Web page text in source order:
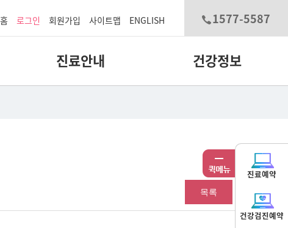
홈 로그인 회원가입 사이트맵 ENGLISH 1577-5587
진료안내 건강정보
목록
진료예약
건강검진예약